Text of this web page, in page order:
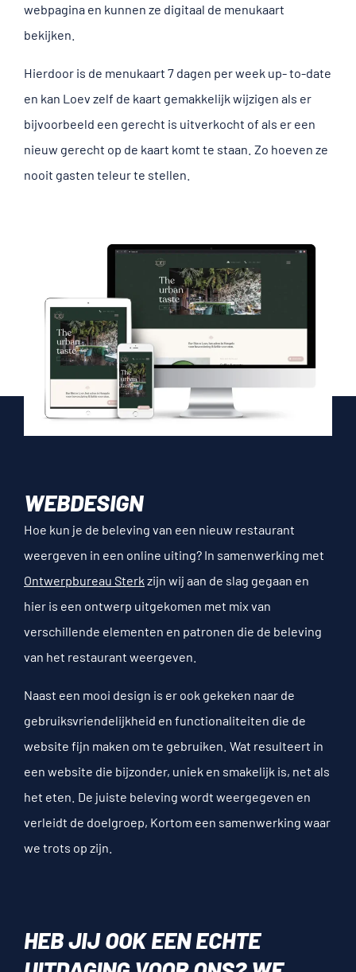
webpagina en kunnen ze digitaal de menukaart
bekijken.
Hierdoor is de menukaart 7 dagen per week up- to-date
en kan Loev zelf de kaart gemakkelijk wijzigen als er
bijvoorbeeld een gerecht is uitverkocht of als er een
nieuw gerecht op de kaart komt te staan. Zo hoeven ze
nooit gasten teleur te stellen.
WEBDESIGN
Hoe kun je de beleving van een nieuw restaurant
weergeven in een online uiting? In samenwerking met
Ontwerpbureau Sterk zijn wij aan de slag gegaan en
hier is een ontwerp uitgekomen met mix van
verschillende elementen en patronen die de beleving
van het restaurant weergeven.
Naast een mooi design is er ook gekeken naar de
gebruiksvriendelijkheid en functionaliteiten die de
website fijn maken om te gebruiken. Wat resulteert in
een website die bijzonder, uniek en smakelijk is, net als
het eten. De juiste beleving wordt weergegeven en
verleidt de doelgroep, Kortom een samenwerking waar
we trots op zijn.
HEB JIJ OOK EEN ECHTE